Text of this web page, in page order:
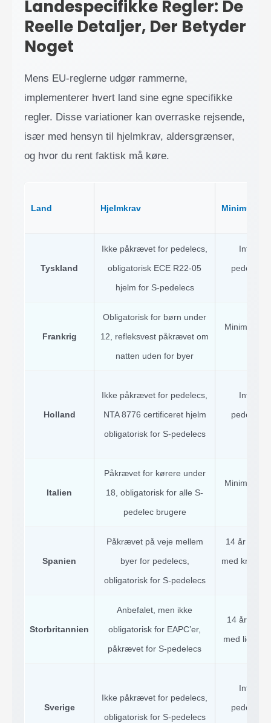
Landespecifikke Regler: De
Reelle Detaljer, Der Betyder
Noget
Mens EU-reglerne udgør rammerne,
implementerer hvert land sine egne specifikke
regler. Disse variationer kan overraske rejsende,
især med hensyn til hjelmkrav, aldersgrænser,
og hvor du rent faktisk må køre.
Land Hjelmkrav
Tyskland
Ikke påkrævet for pedelecs,
obligatorisk ECE R22-05
hjelm for S-pedelecs
Intet
pedelecs,
Frankrig
Obligatorisk for børn under
12, refleksvest påkrævet om
natten uden for byer
Minimum
Holland
Ikke påkrævet for pedelecs,
NTA 8776 certificeret hjelm
obligatorisk for S-pedelecs
Intet
pedelecs,
Italien
Påkrævet for kørere under
18, obligatorisk for alle S-
pedelec brugere
Minimum
Spanien
Påkrævet på veje mellem
byer for pedelecs,
obligatorisk for S-pedelecs
14 år for
med
Storbritannien
Anbefalet, men ikke
obligatorisk for EAPC’er,
påkrævet for S-pedelecs
14 år for
med licens
Sverige
Ikke påkrævet for pedelecs,
obligatorisk for S-pedelecs
Intet
pedelecs,